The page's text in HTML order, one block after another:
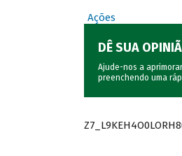
Ações
DÊ SUA
Ajude-nos a
preenchendo uma